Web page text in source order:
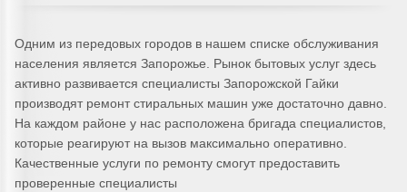
Одним из передовых городов в нашем списке обслуживания
населения является Запорожье. Рынок бытовых услуг здесь
активно развивается специалисты Запорожской Гайки
производят ремонт стиральных машин уже достаточно давно.
На каждом районе у нас расположена бригада специалистов,
которые реагируют на вызов максимально оперативно.
Качественные услуги по ремонту смогут предоставить
проверенные специалисты